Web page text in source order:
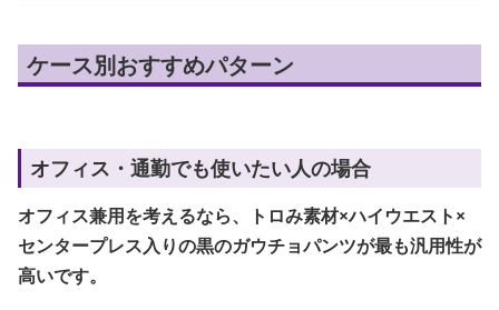
ケース別おすすめパターン
オフィス・通勤でも使いたい人の場合
オフィス兼用を考えるなら、トロみ素材×ハイウエスト×
センタープレス入りの黒のガウチョパンツが最も汎用性が
高いです。